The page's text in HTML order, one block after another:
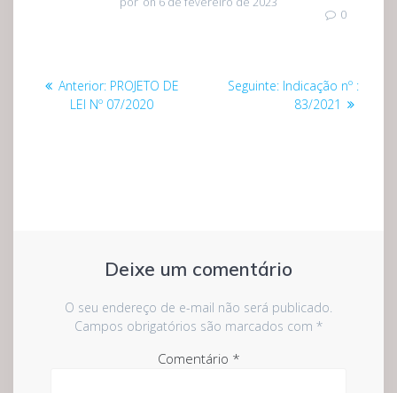
0
Navegação
Anterior: Post
anterior:
PROJETO DE
LEI Nº 07/2020
Seguinte: Post
seguinte:
Indicação nº :
83/2021
Deixe um comentário
O seu endereço de e-mail não será publicado.
Campos obrigatórios são marcados com *
Comentário *